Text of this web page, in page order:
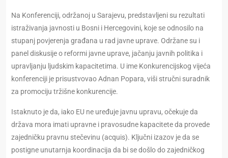
Na Konferenciji, održanoj u Sarajevu, predstavljeni su rezultati
istraživanja javnosti u Bosni i Hercegovini, koje se odnosilo na
stupanj povjerenja građana u rad javne uprave. Održane su i
panel diskusije o reformi javne uprave, jačanju javnih politika i
upravljanju ljudskim kapacitetima. U ime Konkurencijskog vijeća
konferenciji je prisustvovao Adnan Popara, viši stručni suradnik
za promociju tržišne konkurencije.
Istaknuto je da, iako EU ne uređuje javnu upravu, očekuje da
država mora imati upravne i pravosudne kapacitete da provede
zajedničku pravnu stečevinu (acquis). Ključni izazov je da se
postigne unutarnja koordinacija da bi se došlo do zajedničkog